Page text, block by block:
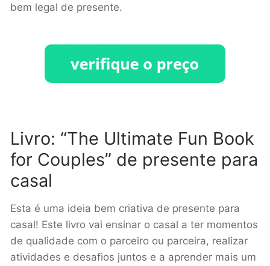
bem legal de presente.
Livro: “The Ultimate Fun Book
for Couples” de presente para
casal
Esta é uma ideia bem criativa de presente para
casal! Este livro vai ensinar o casal a ter momentos
de qualidade com o parceiro ou parceira, realizar
atividades e desafios juntos e a aprender mais um